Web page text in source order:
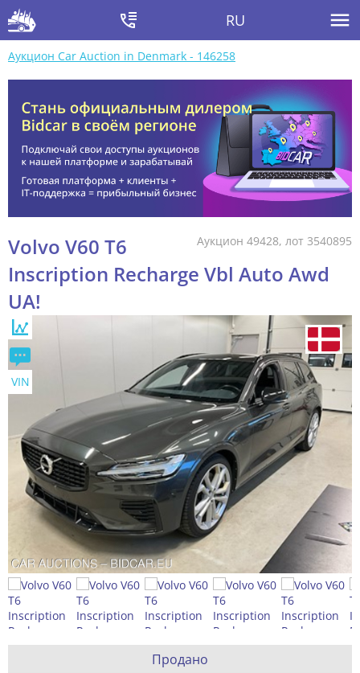
RU
Аукцион Car Auction in Denmark - 146258
Аукцион 49428, лот 3540895
Volvo V60 T6
Inscription Recharge Vbl Auto Awd
UA!
VIN
Продано